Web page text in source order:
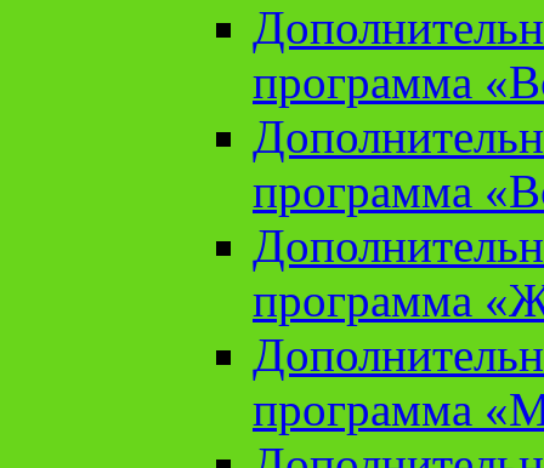
программа
программа
программа
программа